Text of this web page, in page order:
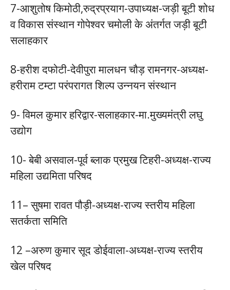
7-आशुतोष किमोठी,रुद्रप्रयाग-उपाध्यक्ष-जड़ी बूटी शोध
व विकास संस्थान गोपेश्वर चमोली के अंतर्गत जड़ी बूटी
सलाहकार
8-हरीश दफोटी-देवीपुरा मालधन चौड़ रामनगर-अध्यक्ष-
हरीराम टम्टा परंपरागत शिल्प उन्नयन संस्थान
9- विमल कुमार हरिद्वार-सलाहकार-मा.मुख्यमंत्री लघु
उद्योग
10- बेबी असवाल-पूर्व ब्लाक प्रमुख टिहरी-अध्यक्ष-राज्य
महिला उद्यमिता परिषद
11– सुषमा रावत पौड़ी-अध्यक्ष-राज्य स्तरीय महिला
सतर्कता समिति
12 –अरुण कुमार सूद डोईवाला-अध्यक्ष-राज्य स्तरीय
खेल परिषद